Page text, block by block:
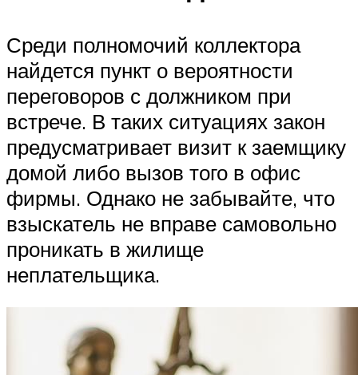
Среди полномочий коллектора
найдется пункт о вероятности
переговоров с должником при
встрече. В таких ситуациях закон
предусматривает визит к заемщику
домой либо вызов того в офис
фирмы. Однако не забывайте, что
взыскатель не вправе самовольно
проникать в жилище
неплательщика.